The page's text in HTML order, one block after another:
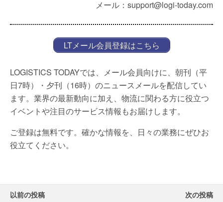
メール：support@logi-today.com
LTメール会員登録はこちら
LOGISTICS TODAYでは、メール会員向けに、朝刊（平
日7時）・夕刊（16時）のニュースメールを配信してい
ます。業界の最新動向に加え、物流に関わる方に役立つ
イベントや注目のサービス情報もお届けします。
ご登録は無料です。確かな情報を、日々の業務にぜひお
役立てください。
以前の投稿 次の投稿